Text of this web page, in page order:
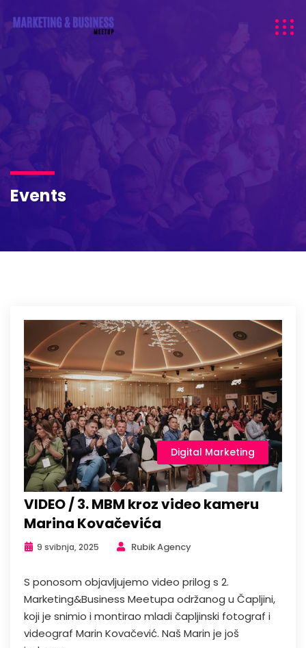
Events
Digital Marketing
VIDEO / 3. MBM kroz video kameru
Marina Kovačevića
9 svibnja, 2025 Rubik Agency
S ponosom objavljujemo video prilog s 2.
Marketing&Business Meetupa održanog u Čapljini,
koji je snimio i montirao mladi čapljinski fotograf i
videograf Marin Kovačević. Naš Marin je još